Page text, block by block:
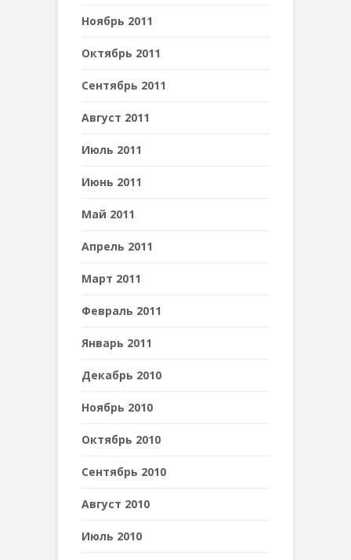
Ноябрь 2011
Октябрь 2011
Сентябрь 2011
Август 2011
Июль 2011
Июнь 2011
Май 2011
Апрель 2011
Март 2011
Февраль 2011
Январь 2011
Декабрь 2010
Ноябрь 2010
Октябрь 2010
Сентябрь 2010
Август 2010
Июль 2010